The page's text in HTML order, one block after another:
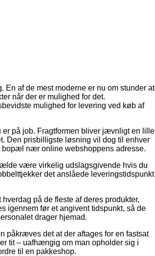
af de mest moderne er nu om stunder at
når der er mulighed for det.
mulighed for levering ved køb af
er på job. Fragtformen bliver jævnligt en lille
Den prisbilligste løsning vil dog til enhver
nær online webshoppens adresse.
være virkelig udslagsgivende hvis du
det anslåede leveringstidspunkt
på de fleste af deres produkter,
igennem før et angivent tidspunkt, så de
drager hjemad.
påkræves det at der aftages for en fastsat
tit – uafhængig om man opholder sig i
til en pakkeshop.